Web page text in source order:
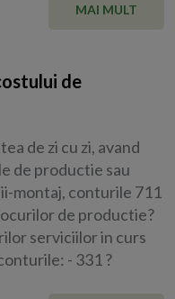
MAI MULT
de
de zi cu zi, avand
de productie sau
montaj, conturile 711
de productie?
serviciilor in curs
- 331 ?